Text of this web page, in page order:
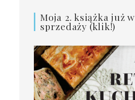
Moja 2. książka już w
sprzedaży (klik!)